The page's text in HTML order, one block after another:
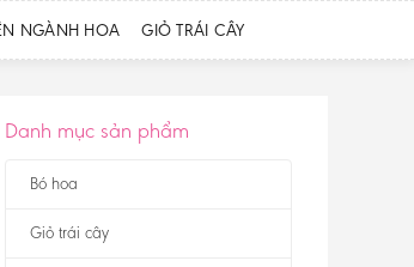
NGÀNH HOA GIỎ TRÁI CÂY
Danh mục sản phẩm
Bó hoa
Giỏ trái cây